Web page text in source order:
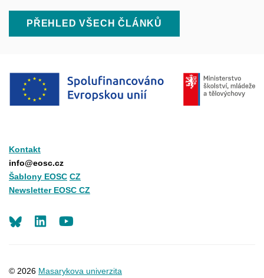
PŘEHLED VŠECH ČLÁNKŮ
Kontakt
info@eosc.cz
Šablony EOSC CZ
Newsletter EOSC CZ
© 2026 Masarykova univerzita
LinkedIn